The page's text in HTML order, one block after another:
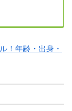
！年齢・出身・